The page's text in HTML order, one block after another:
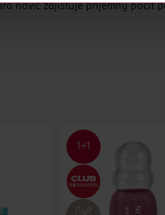
navíc zajišťuje příjemný pocit